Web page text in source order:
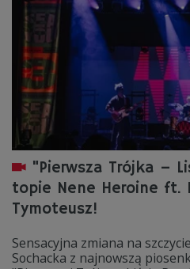
"Pierwsza Trójka –
topie Nene Heroine ft.
Tymoteusz!
Sensacyjna zmiana na
Sochacka z najnowszą